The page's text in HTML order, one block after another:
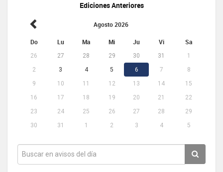
Ediciones Anteriores
Agosto 2026
Do Lu Ma Mi Ju Vi Sa
26 27 28 29 30 31
1
2
3 4 5 6 7
8
9
10 11 12 13 14
15
16
17 18 19 20 21
22
23
24 25 26 27 28
29
30
31 1 2 3 4 5